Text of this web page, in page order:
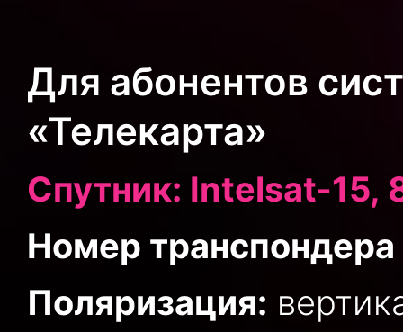
Для абонентов
«Телекарта»
Спутник: Intelsat-15,
Номер транспондера
Поляризация: